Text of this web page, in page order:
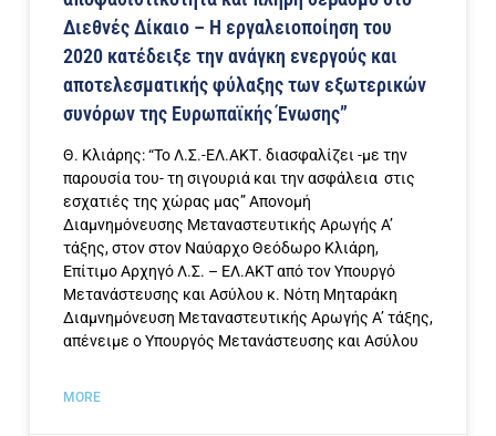
Διεθνές Δίκαιο – Η εργαλειοποίηση του
2020 κατέδειξε την ανάγκη ενεργούς και
αποτελεσματικής φύλαξης των εξωτερικών
συνόρων της Ευρωπαϊκής Ένωσης”
Θ. Κλιάρης: “To Λ.Σ.-ΕΛ.ΑΚΤ. διασφαλίζει -με την
παρουσία του- τη σιγουριά και την ασφάλεια στις
εσχατιές της χώρας μας” Απονομή
Διαμνημόνευσης Μεταναστευτικής Αρωγής A’
τάξης, στον στον Ναύαρχο Θεόδωρο Κλιάρη,
Επίτιμο Αρχηγό Λ.Σ. – ΕΛ.ΑΚΤ από τον Υπουργό
Μετανάστευσης και Ασύλου κ. Νότη Μηταράκη
Διαμνημόνευση Μεταναστευτικής Αρωγής A’ τάξης,
απένειμε ο Υπουργός Μετανάστευσης και Ασύλου
MORE